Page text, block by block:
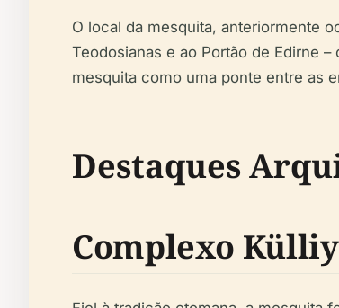
O local da mesquita, anteriormente
Teodosianas e ao Portão de Edirne
mesquita como uma ponte entre as
Destaques
Complexo